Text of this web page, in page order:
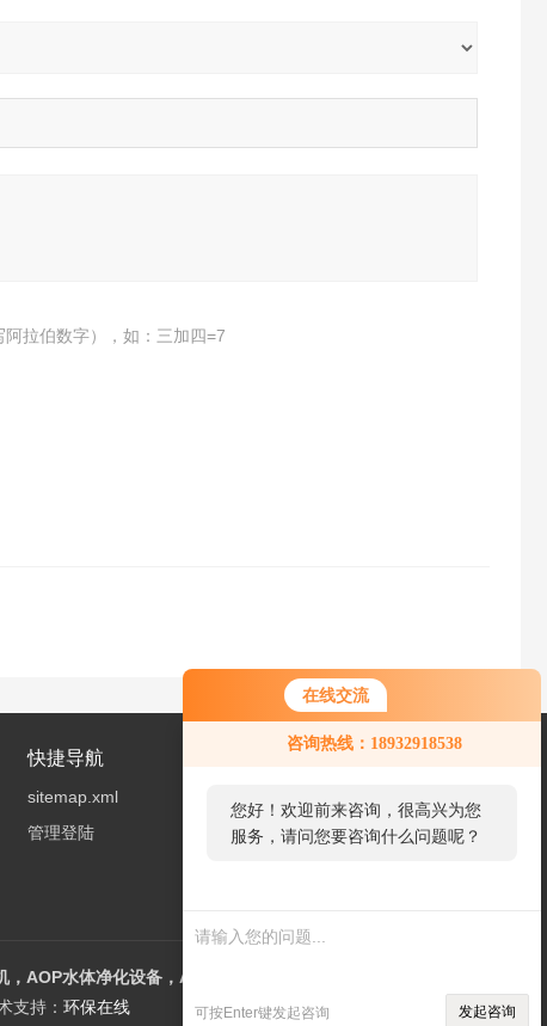
在线交流
咨询热线：18932918538
您好！欢迎前来咨询，很高兴为您
服务，请问您要咨询什么问题呢？
了需求产品，您可以直接在线与我
联系！
可按Enter键发起咨询 发起咨询
拉伯数字），如：三加四=7
快捷导航
sitemap.xml
管理登陆
AOP水体净化设备，AOT光催化设备
支持： 环保在线